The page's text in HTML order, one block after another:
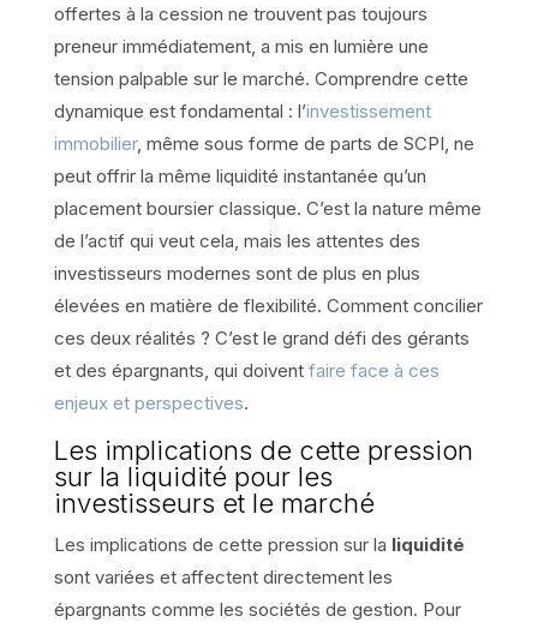
offertes à la cession ne trouvent pas toujours
preneur immédiatement, a mis en lumière une
tension palpable sur le marché. Comprendre cette
dynamique est fondamental : l’investissement
immobilier, même sous forme de parts de SCPI, ne
peut offrir la même liquidité instantanée qu’un
placement boursier classique. C’est la nature même
de l’actif qui veut cela, mais les attentes des
investisseurs modernes sont de plus en plus
élevées en matière de flexibilité. Comment concilier
ces deux réalités ? C’est le grand défi des gérants
et des épargnants, qui doivent faire face à ces
enjeux et perspectives.
Les implications de cette pression
sur la liquidité pour les
investisseurs et le marché
Les implications de cette pression sur la liquidité
sont variées et affectent directement les
épargnants comme les sociétés de gestion. Pour